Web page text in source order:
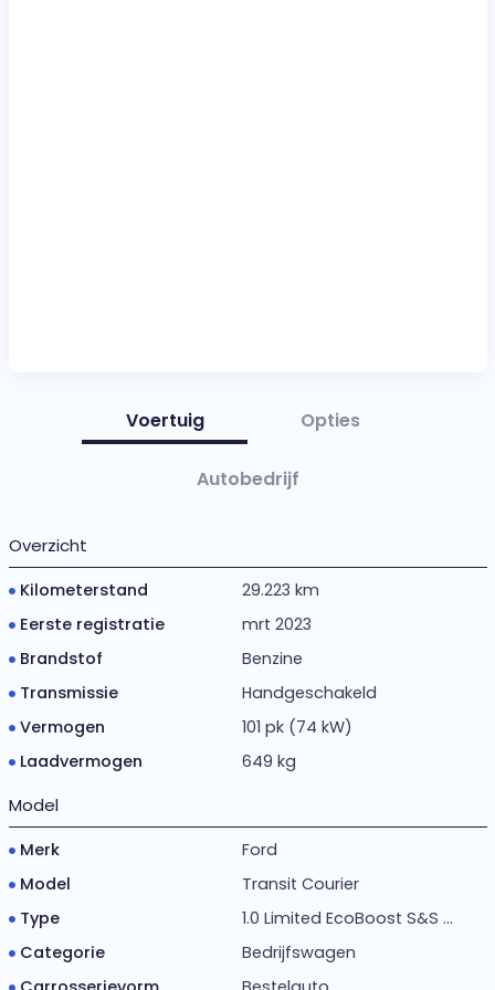
Voertuig Opties
Autobedrijf
Overzicht
Kilometerstand
29.223 km
Eerste registratie
mrt 2023
Brandstof
Benzine
Transmissie
Handgeschakeld
Vermogen
101 pk (74 kW)
Laadvermogen
649 kg
Model
Merk
Ford
Model
Transit Courier
Type
1.0 Limited EcoBoost S&S ...
Categorie
Bedrijfswagen